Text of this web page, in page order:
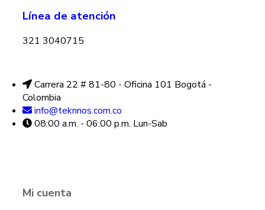
Línea de atención
321 3040715
Carrera 22 # 81-80 - Oficina 101 Bogotá -
Colombia
info@teknnos.com.co
08:00 a.m. - 06:00 p.m. Lun-Sab
Mi cuenta